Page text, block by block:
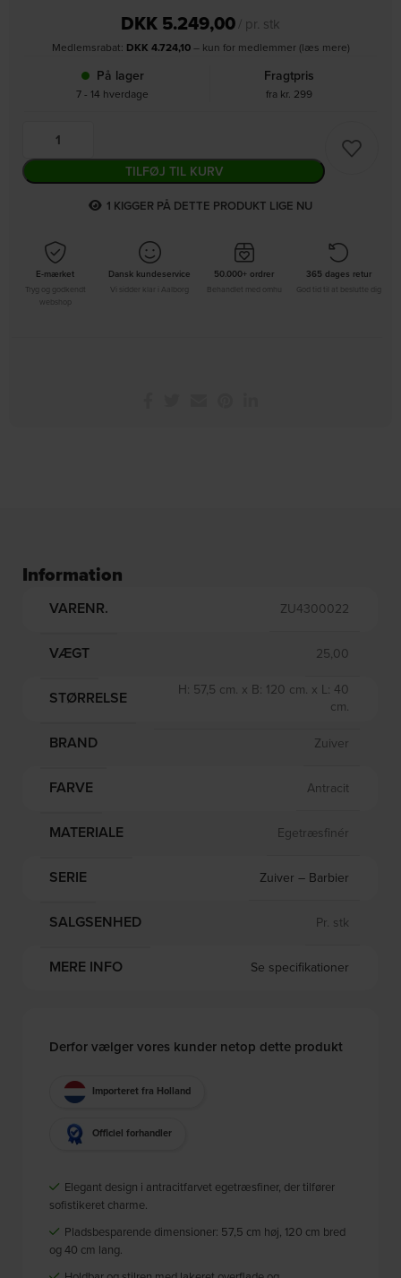
DKK 5.249,00/ pr. stk
Medlemsrabat: DKK 4.724,10– kun for medlemmer (læs mere)
På lager
7 - 14 hverdage
Fragtpris
fra kr. 299
TILFØJ TIL KURV
2 KIGGER PÅ DETTE PRODUKT LIGE NU
E-mærket
Tryg og godkendt
Dansk kundeservice
Vi sidder klar i Aalborg
50.000+ ordrer
Behandlet med omhu
365 dages retur
God tid til at beslutte dig
Information
VARENR. ZU4300022
VÆGT 25,00
STØRRELSE
H: 57,5 cm. x B: 120 cm. x L: 40
cm.
BRAND Zuiver
FARVE Antracit
MATERIALE Egetræsfinér
SERIE Zuiver – Barbier
SALGSENHED Pr. stk
MERE INFO Se specifikationer
Derfor vælger vores kunder netop dette produkt
Importeret fra Holland
Officiel forhandler
Elegant design i antracitfarvet egetræsfiner, der tilfører
sofistikeret charme.
Pladsbesparende dimensioner: 57,5 cm høj, 120 cm bred
og 40 cm lang.